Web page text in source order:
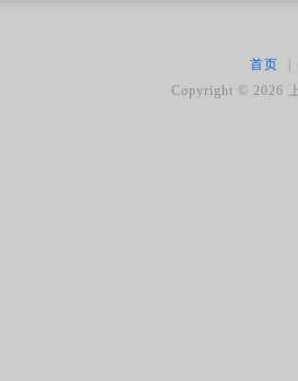
首页
Copyright ©2026